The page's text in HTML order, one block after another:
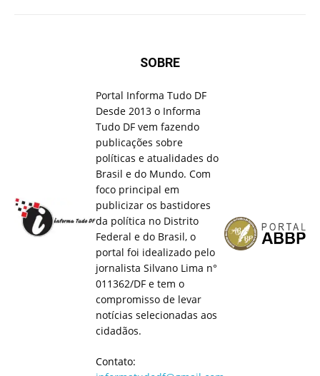
SOBRE
Portal Informa Tudo DF
Desde 2013 o Informa
Tudo DF vem fazendo
publicações sobre
políticas e atualidades do
Brasil e do Mundo. Com
foco principal em
publicizar os bastidores
da política no Distrito
Federal e do Brasil, o
portal foi idealizado pelo
jornalista Silvano Lima n°
011362/DF e tem o
compromisso de levar
notícias selecionadas aos
cidadãos.
Contato: